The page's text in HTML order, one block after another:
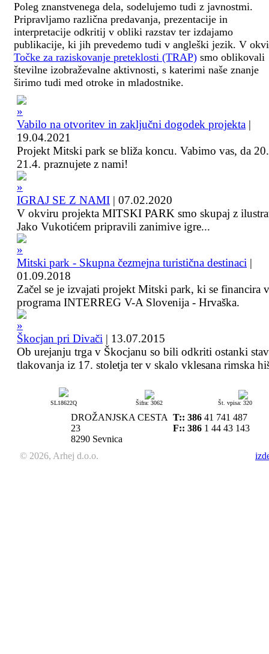
Poleg znanstvenega dela, sodelujemo tudi z javnostmi.
Pripravljamo različna predavanja, prezentacije in
interpretacije odkritij v obliki razstav ter izdajamo
publikacije, ki jih prevedemo tudi v angleški jezik. V
Točke za raziskovanje preteklosti (TRAP) smo oblikovali
številne izobraževalne aktivnosti, s katerimi naše znanje
širimo tudi med otroke in mladostnike.
Vabilo na otvoritev in zaključni dogodek projekta |
19.04.2021
Projekt Mitski park se bliža koncu. Vabimo vas, da
21.4. praznujete z nami!
IGRAJ SE Z NAMI | 07.02.2020
V okviru projekta MITSKI PARK smo skupaj z
Jako Vukotićem pripravili zanimive igre...
Mitski park - Skupna čezmejna turistična destinaci |
01.09.2018
Začel se je izvajati projekt Mitski park, ki se financira
programa INTERREG V-A Slovenija - Hrvaška.
Škocjan pri Divači | 13.07.2015
Ob urejanju trga v Škocjanu so bili odkriti ostanki
tlakovanja iz 17. stoletja ter v skalo vklesana rimska
SL18622Q Šifra: 3062 Št. vpisa: 320
DROŽANJSKA CESTA
23
8290 Sevnica
T:: 386 41 741 487
F:: 386 1 44 43 143
© 2026, Arhej d.o.o.